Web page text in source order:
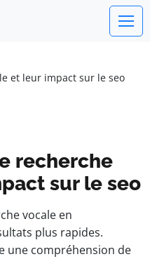
et leur impact sur le seo
recherche
sur le seo
vocale en
plus rapides.
une compréhension de